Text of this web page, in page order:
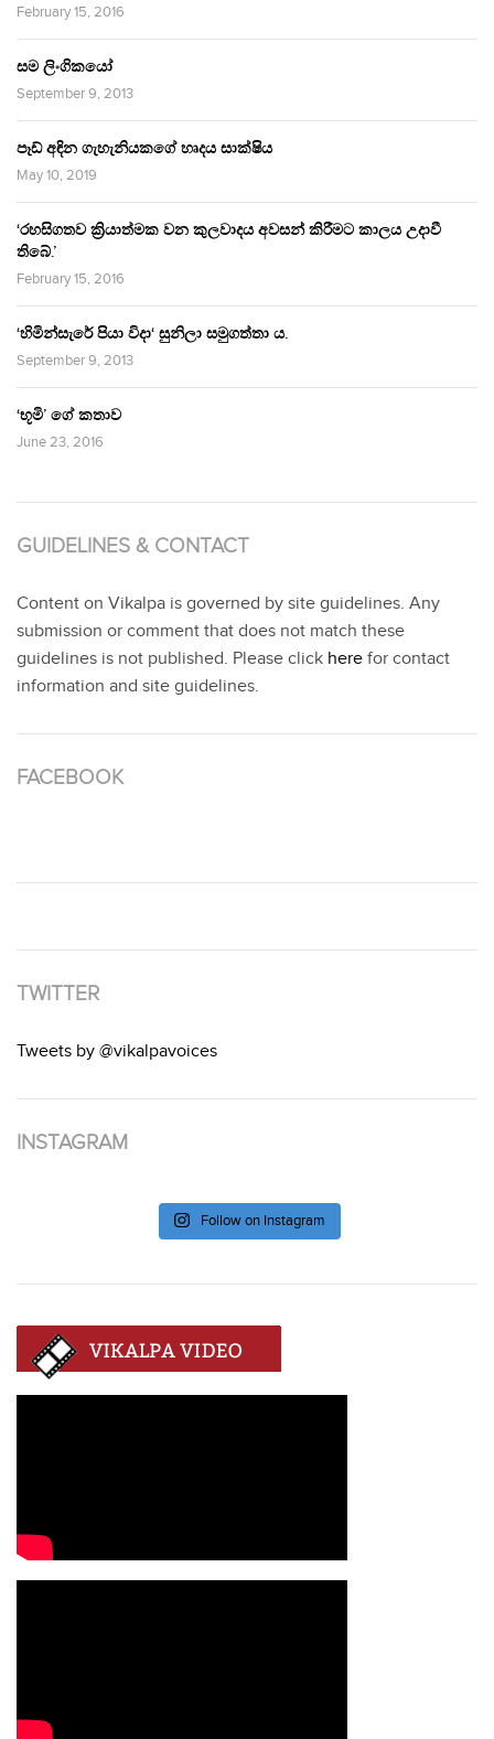
February 15, 2016
සම ලිංගිකයෝ
September 9, 2013
පෑඩ් අඳින ගැහැනියකගේ හෘදය සාක්ෂිය
May 10, 2019
‘රහසිගතව ක්‍රියාත්මක වන කුලවාදය අවසන් කිරීමට කාලය උදාවී
තිබේ.’
February 15, 2016
‘හිමින්සැරේ පියා විදා‘ සුනිලා සමුගත්තා ය.
September 9, 2013
‘භූමි’ ගේ කතාව
June 23, 2016
GUIDELINES & CONTACT
Content on Vikalpa is governed by site guidelines. Any
submission or comment that does not match these
guidelines is not published. Please click here for contact
information and site guidelines.
FACEBOOK
TWITTER
Tweets by @vikalpavoices
INSTAGRAM
Follow on Instagram